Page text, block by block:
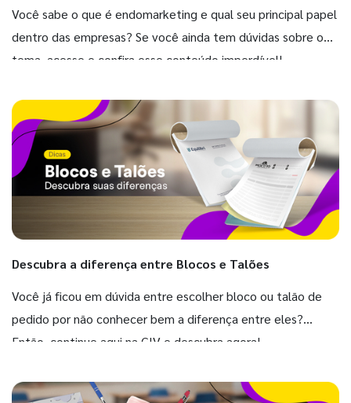
Você sabe o que é endomarketing e qual seu principal papel
dentro das empresas? Se você ainda tem dúvidas sobre o
tema, acesse e confira esse conteúdo imperdível!
Descubra a diferença entre Blocos e Talões
Você já ficou em dúvida entre escolher bloco ou talão de
pedido por não conhecer bem a diferença entre eles?
Então, continue aqui na GIV e descubra agora!